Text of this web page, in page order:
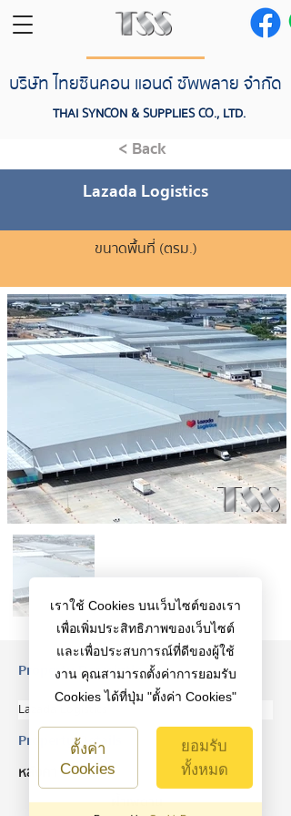
THAI SYNCON & SUPPLIES CO., LTD.
บริษัท ไทยซินคอน แอนด์ ซัพพลาย จำกัด
< Back
Lazada Logistics
ขนาดพื้นที่ (ตรม.)
Property Description
Lazada Logistics
Property Details
หลังคา
ฝ้าเพดาน
เราใช้ Cookies บนเว็บไซต์ของเรา
เพื่อเพิ่มประสิทธิภาพของเว็บไซต์
และเพื่อประสบการณ์ที่ดีของผู้ใช้
งาน คุณสามารถตั้งค่าการยอมรับ
Cookies ได้ที่ปุ่ม "ตั้งค่า Cookies"
ตั้งค่า
Cookies
ยอมรับ
ทั้งหมด